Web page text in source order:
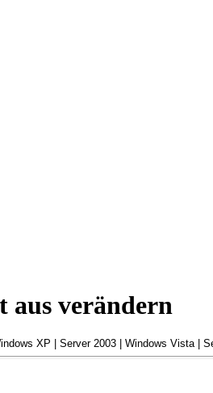
aus verändern
XP | Server 2003 | Windows Vista |